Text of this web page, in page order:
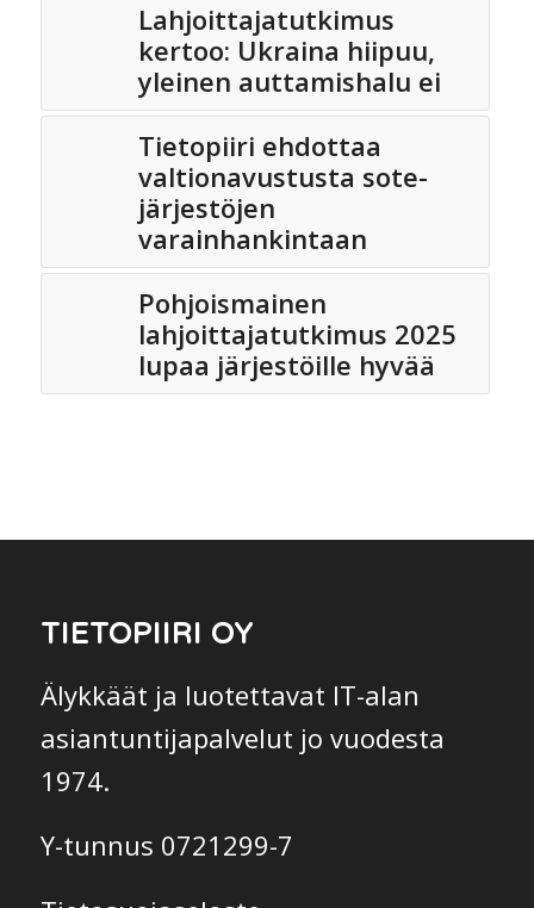
Lahjoittajatutkimus
kertoo: Ukraina hiipuu,
yleinen auttamishalu ei
Tietopiiri ehdottaa
valtionavustusta sote-
järjestöjen
varainhankintaan
Pohjoismainen
lahjoittajatutkimus 2025
lupaa järjestöille hyvää
TIETOPIIRI OY
Älykkäät ja luotettavat IT-alan
asiantuntijapalvelut jo vuodesta
1974.
Y-tunnus 0721299-7